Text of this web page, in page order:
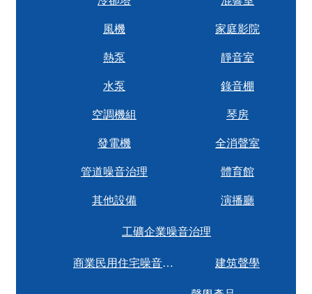
風機
熱泵
水泵
空調機組
發電機
管道噪音治理
其他設備
家庭影院
靜音室
錄音棚
琴房
全消聲室
體育館
演播廳
工礦企業噪音治理
商業民用住宅噪音治理 建筑聲學